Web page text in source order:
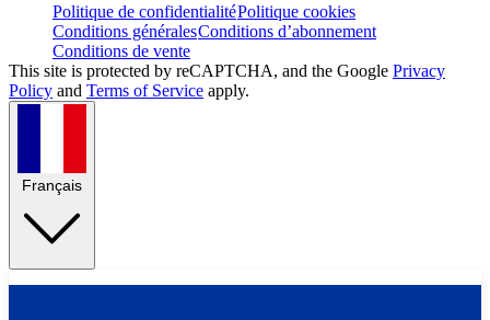
Politique de confidentialitéPolitique cookies
Conditions généralesConditions d’abonnement
Conditions de vente
This site is protected by reCAPTCHA, and the Google Privacy
Policy and Terms of Service apply.
Français